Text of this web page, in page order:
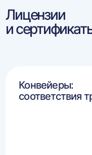
Лицензии
и
Конвейеры:
соответствия